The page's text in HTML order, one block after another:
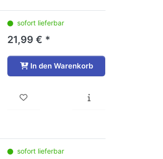
sofort lieferbar
21,99 € *
In den Warenkorb
sofort lieferbar